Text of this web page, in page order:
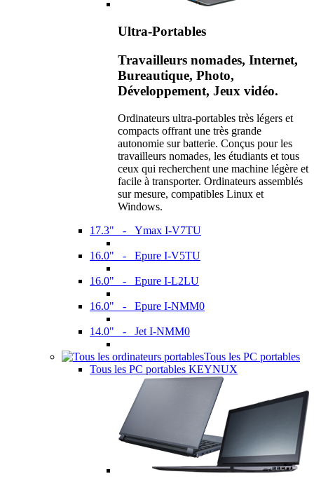
Ultra-Portables
Travailleurs nomades, Internet,
Bureautique, Photo,
Développement, Jeux vidéo.
Ordinateurs ultra-portables très légers et
compacts offrant une très grande
autonomie sur batterie. Conçus pour les
travailleurs nomades, les étudiants et tous
ceux qui recherchent une machine légère et
facile à transporter. Ordinateurs assemblés
sur mesure, compatibles Linux et
Windows.
17.3" - Ymax I-V7TU
16.0" - Epure I-V5TU
16.0" - Epure I-L2LU
16.0" - Epure I-NMM0
14.0" - Jet I-NMM0
Tous les PC portables
Tous les PC portables KEYNUX